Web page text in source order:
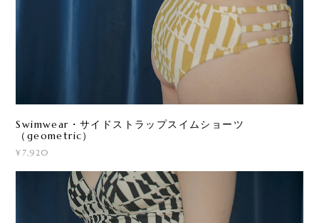
Swimwear・サイドストラップスイムショーツ
（geometric）
¥7,920